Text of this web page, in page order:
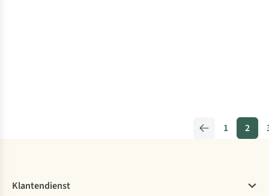
1 2
Klantendienst